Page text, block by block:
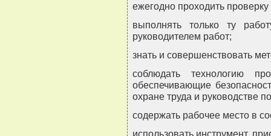
ежегодно проходить
выполнять только ту
руководителем работ;
знать и совершенствовать
соблюдать технологию
обеспечивающие
охране труда и руководстве
содержать рабочее место в
использовать инструмент,